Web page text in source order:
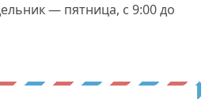
— пятница, с 9:00 до